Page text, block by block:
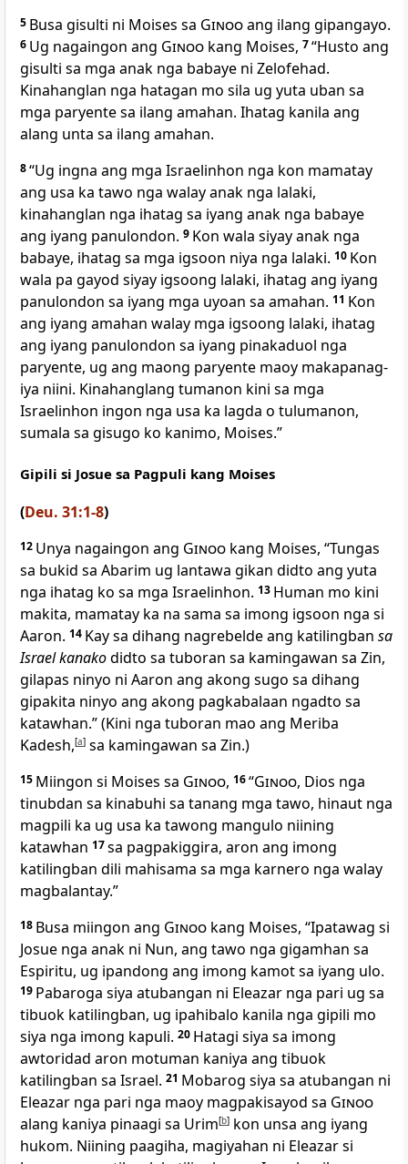
5 Busa gisulti ni Moises sa Ginooang ilang gipangayo.
6 Ug nagaingon ang Ginoo kang Moises, 7“Husto ang
gisulti sa mga anak nga babaye ni Zelofehad.
Kinahanglan nga hatagan mo sila ug yuta uban sa
mga paryente sa ilang amahan. Ihatag kanila ang
alang unta sa ilang amahan.
8“Ug ingna ang mga Israelinhon nga kon mamatay
ang usa ka tawo nga walay anak nga lalaki,
kinahanglan nga ihatag sa iyang anak nga babaye
ang iyang panulondon. 9 Kon wala siyay anak nga
babaye, ihatag sa mga igsoon niya nga lalaki. 10 Kon
wala pa gayod siyay igsoong lalaki, ihatag ang iyang
panulondon sa iyang mga uyoan sa amahan. 11 Kon
ang iyang amahan walay mga igsoong lalaki, ihatag
ang iyang panulondon sa iyang pinakaduol nga
paryente, ug ang maong paryente maoy makapanag-
iya niini. Kinahanglang tumanon kini sa mga
Israelinhon ingon nga usa ka lagda o tulumanon,
sumala sa gisugo ko kanimo, Moises.”
Gipili si Josue sa Pagpuli kang Moises
(Deu. 31:1-8)
12 Unya nagaingon ang Ginoo kang Moises, “Tungas
sa bukid sa Abarim ug lantawa gikan didto ang yuta
nga ihatag ko sa mga Israelinhon. 13 Human mo kini
makita, mamatay ka na sama sa imong igsoon nga si
Aaron. 14 Kay sa dihang nagrebelde ang katilingban sa
Israel kanakodidto sa tuboran sa kamingawan sa Zin,
gilapas ninyo ni Aaron ang akong sugo sa dihang
gipakita ninyo ang akong pagkabalaan ngadto sa
katawhan.” (Kini nga tuboran mao ang Meriba
Kadesh,[a] sa kamingawan sa Zin.)
15 Miingon si Moises sa Ginoo, 16“Ginoo, Dios nga
tinubdan sa kinabuhi sa tanang mga tawo, hinaut nga
magpili ka ug usa ka tawong mangulo niining
katawhan 17sa pagpakiggira, aron ang imong
katilingban dili mahisama sa mga karnero nga walay
magbalantay.”
18 Busa miingon ang Ginoo kang Moises, “Ipatawag si
Josue nga anak ni Nun, ang tawo nga gigamhan sa
Espiritu, ug ipandong ang imong kamot sa iyang ulo.
19 Pabaroga siya atubangan ni Eleazar nga pari ug sa
tibuok katilingban, ug ipahibalo kanila nga gipili mo
siya nga imong kapuli. 20 Hatagi siya sa imong
awtoridad aron motuman kaniya ang tibuok
katilingban sa Israel. 21 Mobarog siya sa atubangan ni
Eleazar nga pari nga maoy magpakisayod sa Ginoo
alang kaniya pinaagi sa Urim[b] kon unsa ang iyang
hukom. Niining paagiha, magiyahan ni Eleazar si